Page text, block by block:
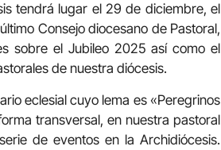
tendrá lugar el 29 de diciembre, el
Consejo diocesano de Pastoral,
sobre el Jubileo 2025 así como el
de nuestra diócesis.
eclesial cuyo lema es «Peregrinos
transversal, en nuestra pastoral
de eventos en la Archidiócesis.